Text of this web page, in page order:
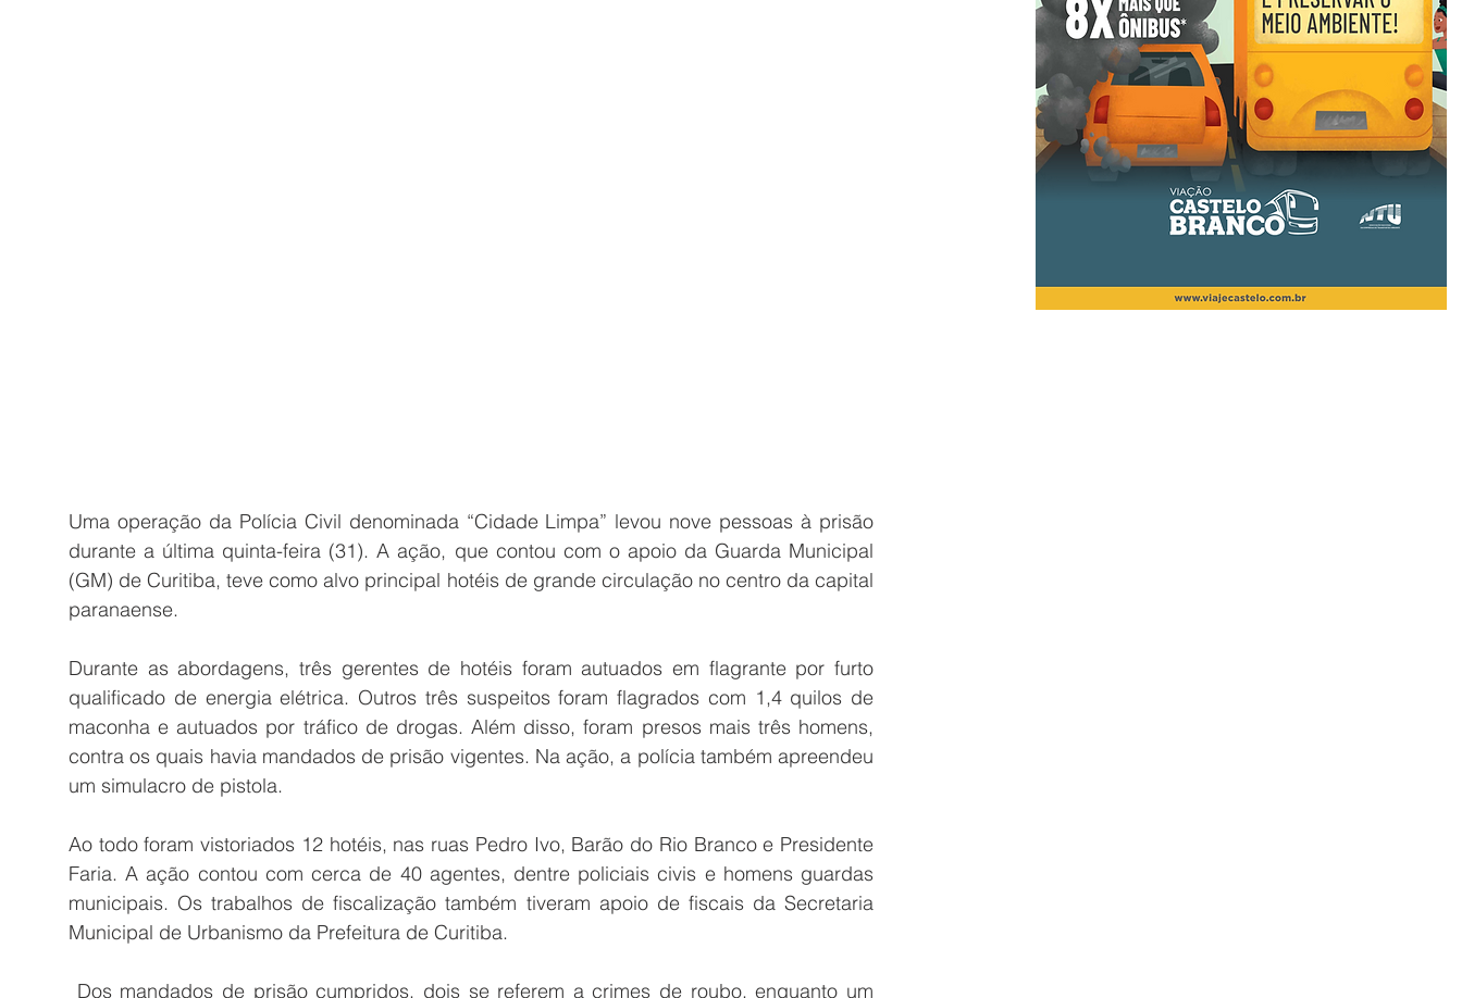
Uma operação da Polícia Civil denominada “Cidade Limpa” levou nove pessoas à prisão
durante a última quinta-feira (31). A ação, que contou com o apoio da Guarda Municipal
(GM) de Curitiba, teve como alvo principal hotéis de grande circulação no centro da capital
paranaense.
Durante as abordagens, três gerentes de hotéis foram autuados em flagrante por furto
qualificado de energia elétrica. Outros três suspeitos foram flagrados com 1,4 quilos de
maconha e autuados por tráfico de drogas. Além disso, foram presos mais três homens,
contra os quais havia mandados de prisão vigentes. Na ação, a polícia também apreendeu
um simulacro de pistola.
Ao todo foram vistoriados 12 hotéis, nas ruas Pedro Ivo, Barão do Rio Branco e Presidente
Faria. A ação contou com cerca de 40 agentes, dentre policiais civis e homens guardas
municipais. Os trabalhos de fiscalização também tiveram apoio de fiscais da Secretaria
Municipal de Urbanismo da Prefeitura de Curitiba.